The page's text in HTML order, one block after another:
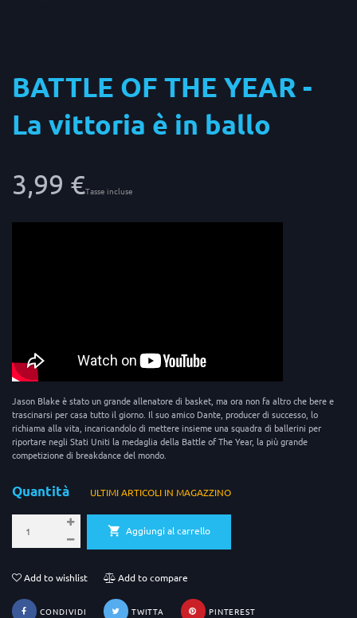
BATTLE OF THE YEAR -
La vittoria è in ballo
3,99 €Tasse incluse
Jason Blake è stato un grande allenatore di basket, ma ora non fa altro che bere e
trascinarsi per casa tutto il giorno. Il suo amico Dante, producer di successo, lo
richiama alla vita, incaricandolo di mettere insieme una squadra di ballerini per
riportare negli Stati Uniti la medaglia della Battle of The Year, la più grande
competizione di breakdance del mondo.
Quantità ULTIMI ARTICOLI IN MAGAZZINO
Aggiungi al carrello
Add to wishlist Add to compare
CONDIVIDI TWITTA PINTEREST